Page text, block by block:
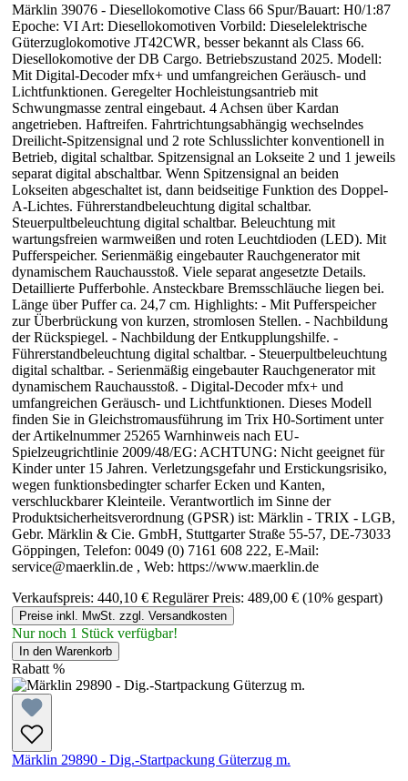
Märklin 39076 - Diesellokomotive Class 66 Spur/Bauart: H0/1:87
Epoche: VI Art: Diesellokomotiven Vorbild: Dieselelektrische
Güterzuglokomotive JT42CWR, besser bekannt als Class 66.
Diesellokomotive der DB Cargo. Betriebszustand 2025. Modell:
Mit Digital-Decoder mfx+ und umfangreichen Geräusch- und
Lichtfunktionen. Geregelter Hochleistungsantrieb mit
Schwungmasse zentral eingebaut. 4 Achsen über Kardan
angetrieben. Haftreifen. Fahrtrichtungsabhängig wechselndes
Dreilicht-Spitzensignal und 2 rote Schlusslichter konventionell in
Betrieb, digital schaltbar. Spitzensignal an Lokseite 2 und 1 jeweils
separat digital abschaltbar. Wenn Spitzensignal an beiden
Lokseiten abgeschaltet ist, dann beidseitige Funktion des Doppel-
A-Lichtes. Führerstandbeleuchtung digital schaltbar.
Steuerpultbeleuchtung digital schaltbar. Beleuchtung mit
wartungsfreien warmweißen und roten Leuchtdioden (LED). Mit
Pufferspeicher. Serienmäßig eingebauter Rauchgenerator mit
dynamischem Rauchausstoß. Viele separat angesetzte Details.
Detaillierte Pufferbohle. Ansteckbare Bremsschläuche liegen bei.
Länge über Puffer ca. 24,7 cm. Highlights: - Mit Pufferspeicher
zur Überbrückung von kurzen, stromlosen Stellen. - Nachbildung
der Rückspiegel. - Nachbildung der Entkupplungshilfe. -
Führerstandbeleuchtung digital schaltbar. - Steuerpultbeleuchtung
digital schaltbar. - Serienmäßig eingebauter Rauchgenerator mit
dynamischem Rauchausstoß. - Digital-Decoder mfx+ und
umfangreichen Geräusch- und Lichtfunktionen. Dieses Modell
finden Sie in Gleichstromausführung im Trix H0-Sortiment unter
der Artikelnummer 25265 Warnhinweis nach EU-
Spielzeugrichtlinie 2009/48/EG: ACHTUNG: Nicht geeignet für
Kinder unter 15 Jahren. Verletzungsgefahr und Erstickungsrisiko,
wegen funktionsbedingter scharfer Ecken und Kanten,
verschluckbarer Kleinteile. Verantwortlich im Sinne der
Produktsicherheitsverordnung (GPSR) ist: Märklin - TRIX - LGB,
Gebr. Märklin & Cie. GmbH, Stuttgarter Straße 55-57, DE-73033
Göppingen, Telefon: 0049 (0) 7161 608 222, E-Mail:
service@maerklin.de , Web: https://www.maerklin.de
Verkaufspreis: 440,10 € Regulärer Preis: 489,00 € (10% gespart)
Preise inkl. MwSt. zzgl. Versandkosten
Nur noch 1 Stück verfügbar!
In den Warenkorb
Rabatt %
Märklin 29890 - Dig.-Startpackung Güterzug m.